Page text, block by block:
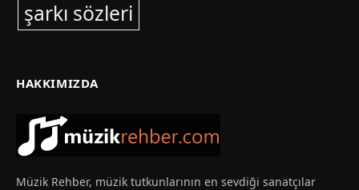
şarkı sözleri
HAKKIMIZDA
Müzik Rehber, müzik tutkunlarının en sevdiği sanatçılar